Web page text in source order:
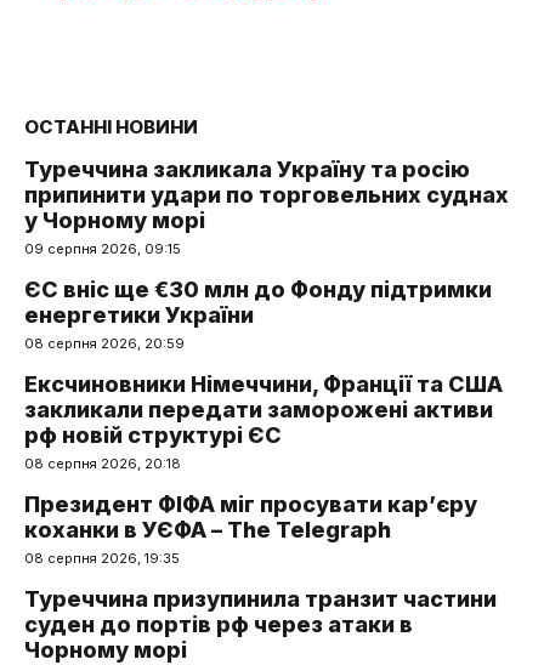
ОСТАННІ НОВИНИ
Туреччина закликала Україну та росію
припинити удари по торговельних суднах
у Чорному морі
09 серпня 2026, 09:15
ЄС вніс ще €30 млн до Фонду підтримки
енергетики України
08 серпня 2026, 20:59
Ексчиновники Німеччини, Франції та США
закликали передати заморожені активи
рф новій структурі ЄС
08 серпня 2026, 20:18
Президент ФІФА міг просувати кар’єру
коханки в УЄФА – The Telegraph
08 серпня 2026, 19:35
Туреччина призупинила транзит частини
суден до портів рф через атаки в
Чорному морі